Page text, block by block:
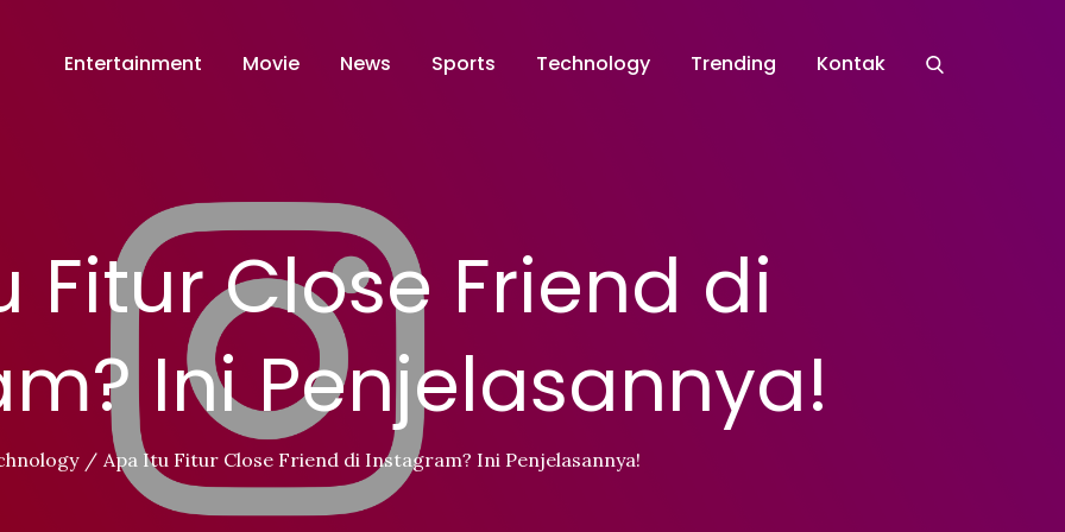
Entertainment Movie News Sports Technology Trending Kontak
Fitur Close Friend di
Ini Penjelasannya!
Apa Itu Fitur Close Friend di Instagram? Ini Penjelasannya!